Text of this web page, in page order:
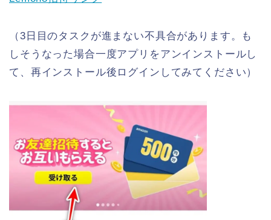
（3日目のタスクが進まない不具合があります。も
しそうなった場合一度アプリをアンインストールし
て、再インストール後ログインしてみてください）